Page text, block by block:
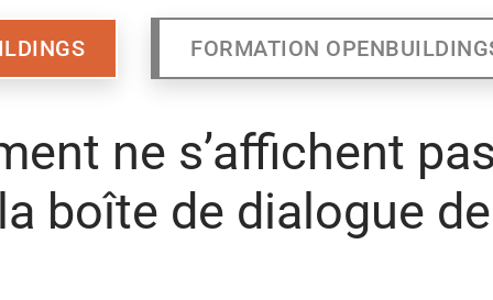
FORMATION
ne s’affichent
boîte de dialogue de